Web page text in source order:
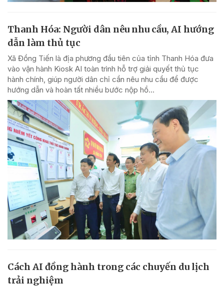
Thanh Hóa: Người dân nêu nhu cầu, AI hướng
dẫn làm thủ tục
Xã Đồng Tiến là địa phương đầu tiên của tỉnh Thanh Hóa đưa
vào vận hành Kiosk AI toàn trình hỗ trợ giải quyết thủ tục
hành chính, giúp người dân chỉ cần nêu nhu cầu để được
hướng dẫn và hoàn tất nhiều bước nộp hồ...
Cách AI đồng hành trong các chuyến du lịch
trải nghiệm